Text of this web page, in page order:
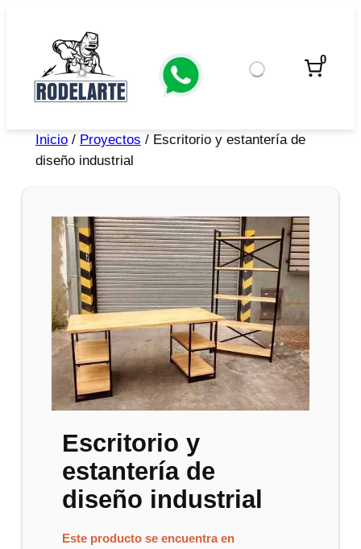
0
Inicio/ Proyectos / Escritorio y estantería de
diseño industrial
Escritorio y
estantería de
diseño industrial
Este producto se encuentra en